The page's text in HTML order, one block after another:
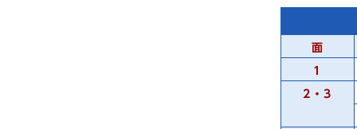
面
1
2・3